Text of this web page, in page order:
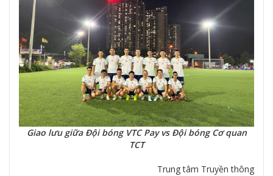
Giao lưu giữa Đội bóng VTC Pay vs Đội bóng Cơ quan
TCT
Trung tâm Truyền thông